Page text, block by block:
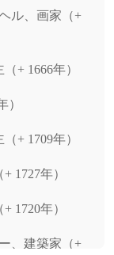
の年齢は
。
ダガスカル
ぶやき）が投
3月にトルコ
ル、画家（+
+ 1666年）
）
+ 1709年）
1727年）
1720年）
、建築家（+